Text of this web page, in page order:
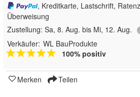
, Kreditkarte, Lastschrift,
Überweisung
Zustellung: Sa, 8. Aug. bis Mi, 12. Aug.
Verkäufer: WL BauProdukte
100% positiv
Merken Teilen